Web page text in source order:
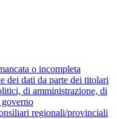
o incompleta
dei dati da parte dei titolari
di amministrazione, di
regionali/provinciali